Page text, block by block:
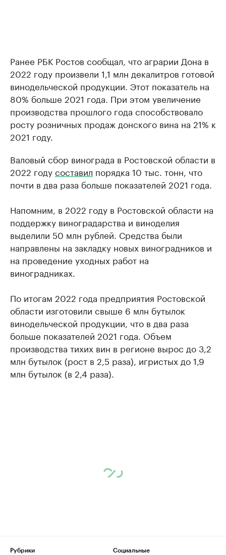
Ранее РБК Ростов сообщал, что аграрии Дона в
2022 году произвели 1,1 млн декалитров готовой
винодельческой продукции. Этот показатель на
80% больше 2021 года. При этом увеличение
производства прошлого года способствовало
росту розничных продаж донского вина на 21% к
2021 году.
Валовый сбор винограда в Ростовской области в
2022 годусоставил порядка 10 тыс. тонн, что
почти в два раза больше показателей 2021 года.
Напомним, в 2022 году в Ростовской области на
поддержку виноградарства и виноделия
выделили 50 млн рублей. Средства были
направлены на закладку новых виноградников и
на проведение уходных работ на
виноградниках.
По итогам 2022 года предприятия Ростовской
области изготовили свыше 6 млн бутылок
винодельческой продукции, что в два раза
больше показателей 2021 года. Объем
производства тихих вин в регионе вырос до 3,2
млн бутылок (рост в 2,5 раза), игристых до 1,9
млн бутылок (в 2,4 раза).
Рубрики
Социальные